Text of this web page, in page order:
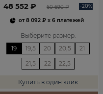
48 552 ₽ 60 690 ₽ -20%
от8 092 ₽x 6 платежей
Выберите размер:
19
19,5 20 20,5 21
21,5 22 22,5
Купить в один клик